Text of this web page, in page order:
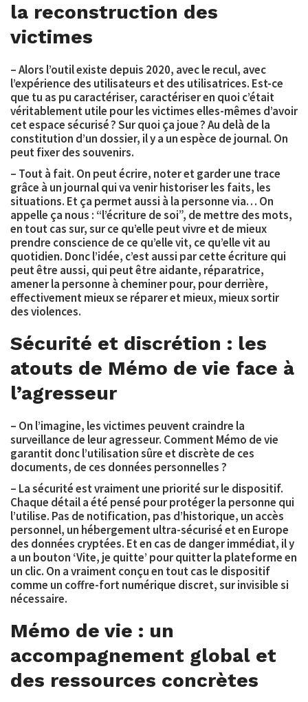
la reconstruction des
victimes
– Alors l’outil existe depuis 2020, avec le recul, avec
l’expérience des utilisateurs et des utilisatrices. Est-ce
que tu as pu caractériser, caractériser en quoi c’était
véritablement utile pour les victimes elles-mêmes d’avoir
cet espace sécurisé ? Sur quoi ça joue ? Au delà de la
constitution d’un dossier, il y a un espèce de journal. On
peut fixer des souvenirs.
– Tout à fait. On peut écrire, noter et garder une trace
grâce à un journal qui va venir historiser les faits, les
situations. Et ça permet aussi à la personne via… On
appelle ça nous : “l’écriture de soi”, de mettre des mots,
en tout cas sur, sur ce qu’elle peut vivre et de mieux
prendre conscience de ce qu’elle vit, ce qu’elle vit au
quotidien. Donc l’idée, c’est aussi par cette écriture qui
peut être aussi, qui peut être aidante, réparatrice,
amener la personne à cheminer pour, pour derrière,
effectivement mieux se réparer et mieux, mieux sortir
des violences.
Sécurité et discrétion : les
atouts de Mémo de vie face à
l’agresseur
– On l’imagine, les victimes peuvent craindre la
surveillance de leur agresseur. Comment Mémo de vie
garantit donc l’utilisation sûre et discrète de ces
documents, de ces données personnelles ?
– La sécurité est vraiment une priorité sur le dispositif.
Chaque détail a été pensé pour protéger la personne qui
l’utilise. Pas de notification, pas d’historique, un accès
personnel, un hébergement ultra-sécurisé et en Europe
des données cryptées. Et en cas de danger immédiat, il y
a un bouton ‘Vite, je quitte’ pour quitter la plateforme en
un clic. On a vraiment conçu en tout cas le dispositif
comme un coffre-fort numérique discret, sur invisible si
nécessaire.
Mémo de vie : un
accompagnement global et
des ressources concrètes